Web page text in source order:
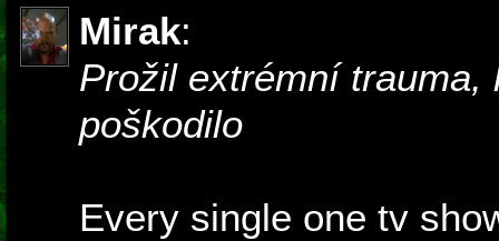
Mirak:
Prožil extrémní
poškodilo
Every single one tv